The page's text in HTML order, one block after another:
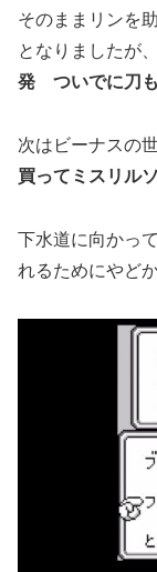
そのままリンを
となりましたが、
発 ついでに刀
次はビーナスの
買ってミスリル
下水道に向かっ
れるためにやど